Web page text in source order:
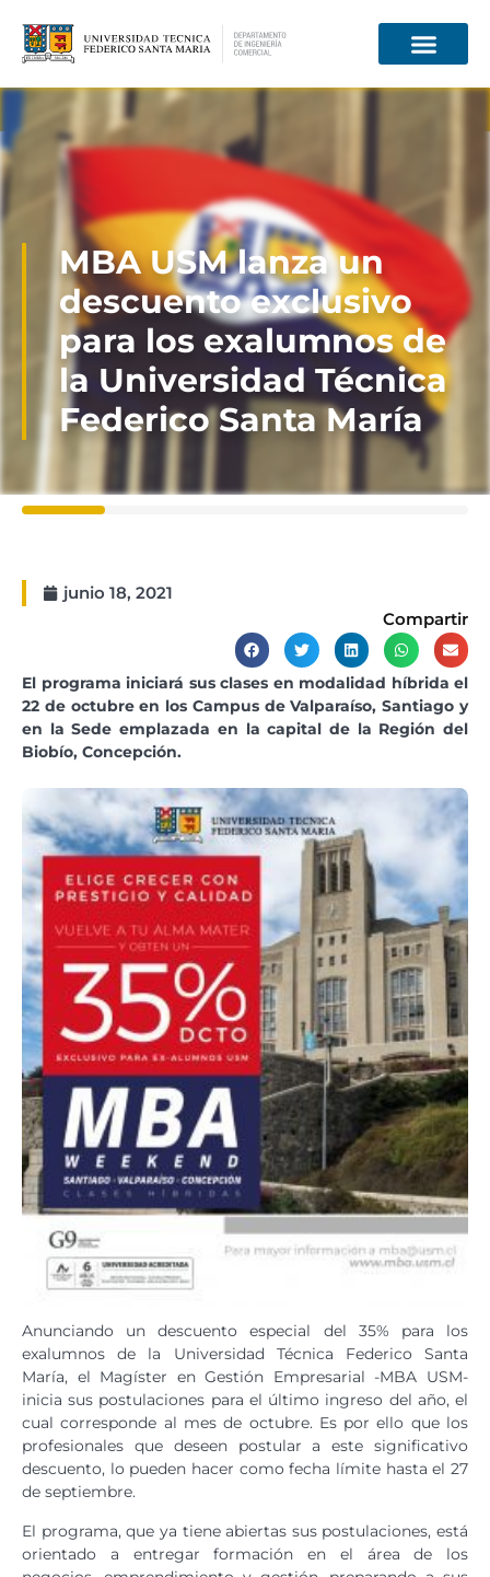
MBA USM lanza un
descuento exclusivo
para los exalumnos de
la Universidad Técnica
Federico Santa María
junio 18, 2021
Compartir
El programa iniciará sus clases en modalidad híbrida el
22 de octubre en los Campus de Valparaíso, Santiago y
en la Sede emplazada en la capital de la Región del
Biobío, Concepción.
Anunciando un descuento especial del 35% para los
exalumnos de la Universidad Técnica Federico Santa
María, el Magíster en Gestión Empresarial -MBA USM-
inicia sus postulaciones para el último ingreso del año, el
cual corresponde al mes de octubre. Es por ello que los
profesionales que deseen postular a este significativo
descuento, lo pueden hacer como fecha límite hasta el 27
de septiembre.
El programa, que ya tiene abiertas sus postulaciones, está
orientado a entregar formación en el área de los